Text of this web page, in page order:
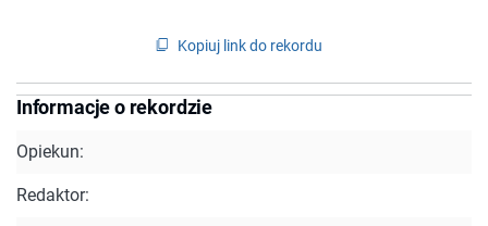
Kopiuj link do rekordu
Informacje o rekordzie
Opiekun:
Redaktor: